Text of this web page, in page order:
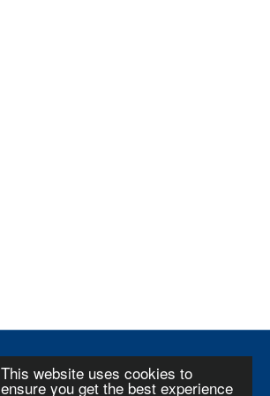
This website uses cookies to
ensure you get the best experience